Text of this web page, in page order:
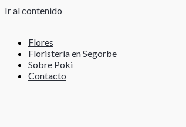
Ir al contenido
Flores
Floristería en Segorbe
Sobre Poki
Contacto